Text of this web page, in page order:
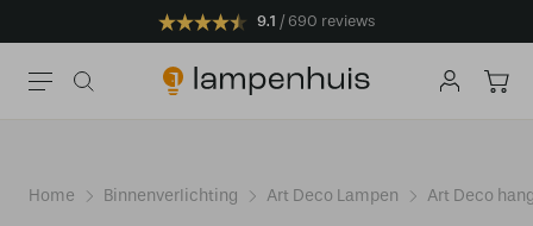
9.1 690 reviews
Home Binnenverlichting Art Deco Lampen Art Deco